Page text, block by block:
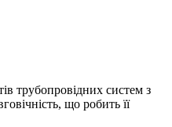
трубопровідних систем з
що робить її